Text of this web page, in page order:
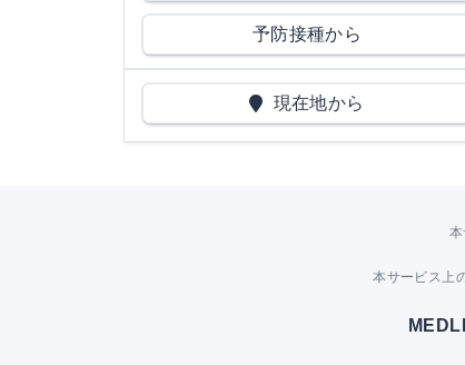
予防接種から
現在地から
本サービス上